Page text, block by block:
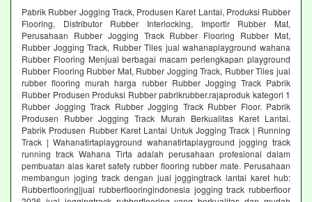
Pabrik Rubber Jogging Track, Produsen Karet Lantai, Produksi Rubber
Flooring, Distributor Rubber Interlocking, Importir Rubber Mat,
Perusahaan Rubber Jogging Track Rubber Flooring Rubber Mat,
Rubber Jogging Track, Rubber Tiles jual wahanaplayground wahana
Rubber Flooring Menjual berbagai macam perlengkapan playground
Rubber Flooring Rubber Mat, Rubber Jogging Track, Rubber Tiles jual
rubber flooring murah harga rubber Rubber Jogging Track Pabrik
Rubber Produsen Produksi Rubber pabrikrubber.rajaproduk kategori 1
Rubber Jogging Track Rubber Jogging Track Rubber Floor. Pabrik
Produsen Rubber Jogging Track Murah Berkualitas Karet Lantai.
Pabrik Produsen Rubber Karet Lantai Untuk Jogging Track | Running
Track | Wahanatirtaplayground wahanatirtaplayground jogging track
running track Wahana Tirta adalah perusahaan profesional dalam
pembuatan alas karet safety rubber flooring rubber mate. Perusahaan
membangun joging track dengan jual joggingtrack lantai karet hub:
Rubberflooring|jual rubberflooringindonesia jogging track rubberfloor